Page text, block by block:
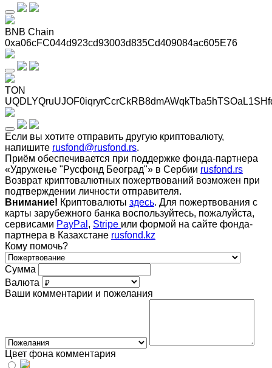
BNB Chain
0xa06cFC044d923cd93003d835Cd409084ac605E76
TON
Если вы хотите отправить другую криптовалюту,
напишите rusfond@rusfond.rs.
Приём обеспечивается при поддержке фонда-партнера
«Удружење "Русфонд Београд"» в Сербии rusfond.rs
Возврат криптовалютных пожертвований возможен при
подтверждении личности отправителя.
Внимание! Криптовалюты здесь. Для пожертвования с
карты зарубежного банка воспользуйтесь, пожалуйста,
сервисами PayPal , Stripe или формой на сайте фонда-
партнера в Казахстане rusfond.kz
Кому помочь?
Сумма
Валюта
Ваши комментарии и пожелания
Цвет фона комментария